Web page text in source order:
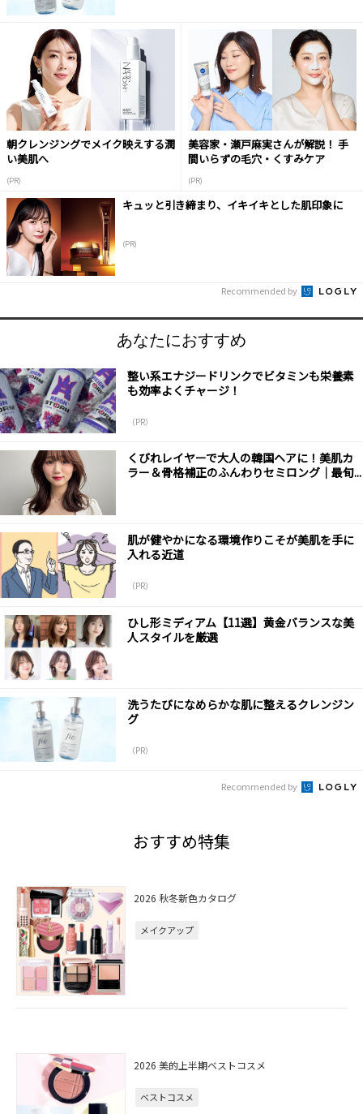
朝クレンジングでメイク映えする潤
い美肌へ
(PR)
美容家・瀬戸麻実さんが解説！ 手
間いらずの毛穴・くすみケア
(PR)
キュッと引き締まり、イキイキとした肌印象に
(PR)
Recommended by
あなたにおすすめ
整い系エナジードリンクでビタミンも栄養素
も効率よくチャージ！
（PR）
くびれレイヤーで大人の韓国ヘアに！美肌カ
ラー＆骨格補正のふんわりセミロング｜最旬...
肌が健やかになる環境作りこそが美肌を手に
入れる近道
（PR）
ひし形ミディアム【11選】黄金バランスな美
人スタイルを厳選
洗うたびになめらかな肌に整えるクレンジン
グ
（PR）
Recommended by
おすすめ特集
2026 秋冬新色カタログ
メイクアップ
2026 美的上半期ベストコスメ
ベストコスメ